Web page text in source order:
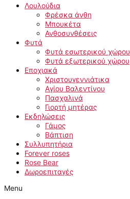
Λουλούδια
Φρέσκα άνθη
Μπουκέτα
Ανθοσυνθέσεις
Φυτά
Φυτά εσωτερικού χώρου
Φυτά εξωτερικού χώρου
Εποχιακά
Χριστουγεννιάτικα
Αγίου Βαλεντίνου
Πασχαλινά
Γιορτή μητέρας
Εκδηλώσεις
Γάμος
Βάπτιση
Συλλυπητήρια
Forever roses
Rose Bear
Δωροεπιταγές
Menu